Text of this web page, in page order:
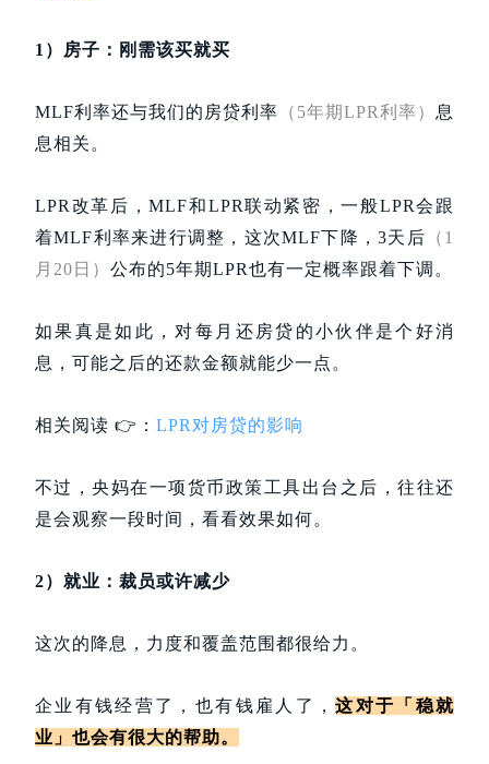
1）房子：刚需该买就买
MLF利率还与我们的房贷利率 （5年期LPR利率） 息
息相关。
LPR改革后，MLF和LPR联动紧密，一般LPR会跟
着MLF利率来进行调整，这次MLF下降，3天后 （1
月20日） 公布的5年期LPR也有一定概率跟着下调。
如果真是如此，对每月还房贷的小伙伴是个好消
息，可能之后的还款金额就能少一点。
相关阅读 👉： LPR对房贷的影响
不过，央妈在一项货币政策工具出台之后，往往还
是会观察一段时间，看看效果如何。
2）就业：裁员或许减少
这次的降息，力度和覆盖范围都很给力。
企业有钱经营了，也有钱雇人了，这对于「稳就
业」也会有很大的帮助。